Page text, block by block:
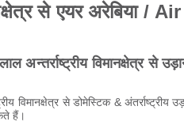
से एयर
विमानक्षेत्र से
हैं।